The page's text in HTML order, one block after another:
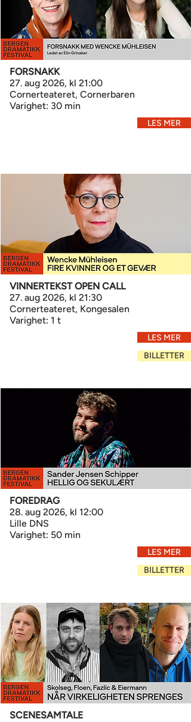
FORSNAKK
27. aug 2026, kl 21:00
Cornerteateret, Cornerbaren
Varighet: 30 min
LES MER
VINNERTEKST OPEN CALL
27. aug 2026, kl 21:30
Cornerteateret, Kongesalen
Varighet: 1 t
LES MER
BILLETTER
FOREDRAG
28. aug 2026, kl 12:00
Lille DNS
Varighet: 50 min
LES MER
BILLETTER
SCENESAMTALE